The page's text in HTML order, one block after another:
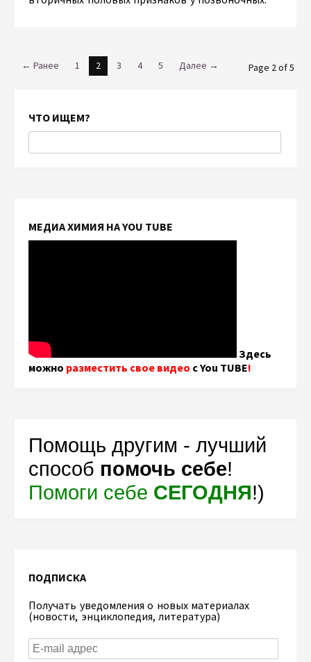
← Ранее 1 2 3 4 5 Далее → Page 2 of 5
ЧТО ИЩЕМ?
МЕДИА ХИМИЯ НА YOU TUBE
Здесь
можно разместить свое видео с You TUBE!
Помощь другим - лучший
способ помочь себе!
Помоги себе СЕГОДНЯ!)
ПОДПИСКА
Получать уведомления о новых материалах
(новости, энциклопедия, литература)